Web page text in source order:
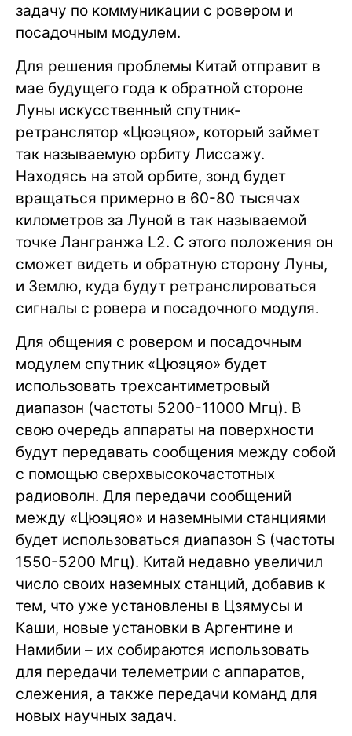
задачу по коммуникации с ровером и
посадочным модулем.
Для решения проблемы Китай отправит в
мае будущего года к обратной стороне
Луны искусственный спутник-
ретранслятор «Цюэцяо», который займет
так называемую орбиту Лиссажу.
Находясь на этой орбите, зонд будет
вращаться примерно в 60-80 тысячах
километров за Луной в так называемой
точке Лангранжа L2. С этого положения он
сможет видеть и обратную сторону Луны,
и Землю, куда будут ретранслироваться
сигналы с ровера и посадочного модуля.
Для общения с ровером и посадочным
модулем спутник «Цюэцяо» будет
использовать трехсантиметровый
диапазон (частоты 5200-11000 Мгц). В
свою очередь аппараты на поверхности
будут передавать сообщения между собой
с помощью сверхвысокочастотных
радиоволн. Для передачи сообщений
между «Цюэцяо» и наземными станциями
будет использоваться диапазон S (частоты
1550-5200 Мгц). Китай недавно увеличил
число своих наземных станций, добавив к
тем, что уже установлены в Цзямусы и
Каши, новые установки в Аргентине и
Намибии – их собираются использовать
для передачи телеметрии с аппаратов,
слежения, а также передачи команд для
новых научных задач.